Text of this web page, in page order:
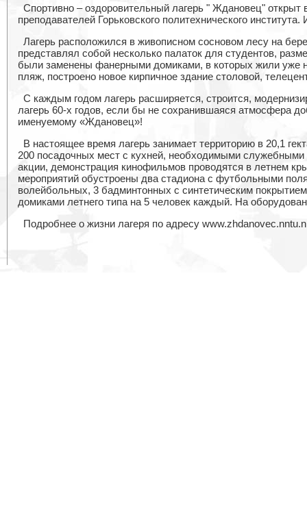
Спортивно – оздоровительный лагерь " Ждановец"
преподавателей Горьковского политехнического
Лагерь расположился в живописном сосновом лесу на
представлял собой несколько палаток для студентов,
были заменены фанерными домиками, в которых жили уже
пляж, построено новое кирпичное здание столовой,
С каждым годом лагерь расширяется, строится,
лагерь 60-х годов, если бы не сохранившаяся атмосфера
именуемому «Ждановец»!
В настоящее время лагерь занимает территорию в 20,1
200 посадочных мест с кухней, необходимыми
акции, демонстрация кинофильмов проводятся в летнем
мероприятий обустроены два стадиона с футбольными
волейбольных, 3 бадминтонных с синтетическим
домиками летнего типа на 5 человек каждый. На
Подробнее о жизни лагеря по адресу